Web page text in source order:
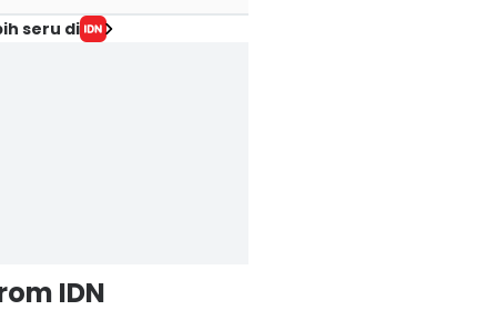
seru di
IDN